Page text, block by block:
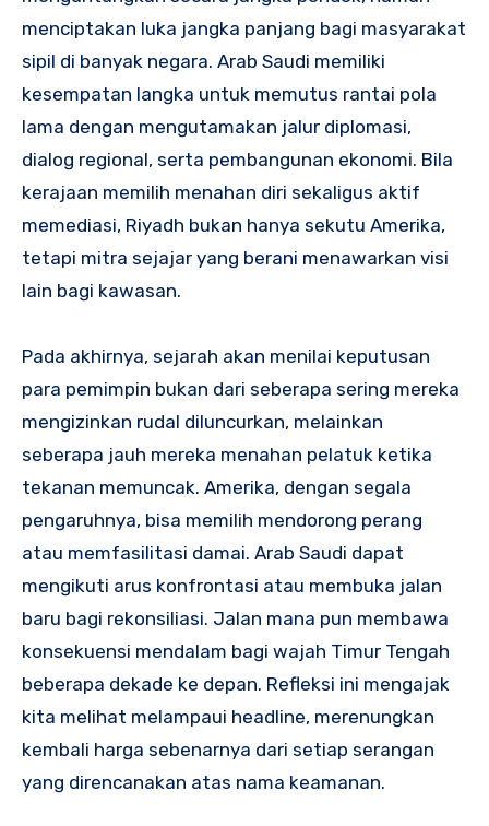
menciptakan luka jangka panjang bagi masyarakat
sipil di banyak negara. Arab Saudi memiliki
kesempatan langka untuk memutus rantai pola
lama dengan mengutamakan jalur diplomasi,
dialog regional, serta pembangunan ekonomi. Bila
kerajaan memilih menahan diri sekaligus aktif
memediasi, Riyadh bukan hanya sekutu Amerika,
tetapi mitra sejajar yang berani menawarkan visi
lain bagi kawasan.
Pada akhirnya, sejarah akan menilai keputusan
para pemimpin bukan dari seberapa sering mereka
mengizinkan rudal diluncurkan, melainkan
seberapa jauh mereka menahan pelatuk ketika
tekanan memuncak. Amerika, dengan segala
pengaruhnya, bisa memilih mendorong perang
atau memfasilitasi damai. Arab Saudi dapat
mengikuti arus konfrontasi atau membuka jalan
baru bagi rekonsiliasi. Jalan mana pun membawa
konsekuensi mendalam bagi wajah Timur Tengah
beberapa dekade ke depan. Refleksi ini mengajak
kita melihat melampaui headline, merenungkan
kembali harga sebenarnya dari setiap serangan
yang direncanakan atas nama keamanan.